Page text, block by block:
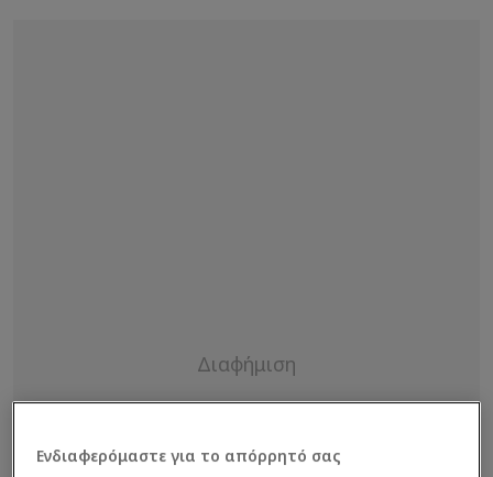
Ενδιαφερόμαστε για το απόρρητό σας